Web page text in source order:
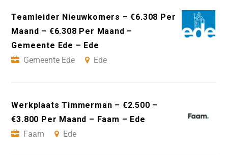
Teamleider Nieuwkomers – €6.308 Per
Maand – €6.308 Per Maand –
Gemeente Ede – Ede
Gemeente Ede
Ede
Werkplaats Timmerman – €2.500 –
€3.800 Per Maand – Faam – Ede
Faam
Ede